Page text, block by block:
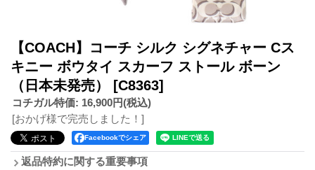
【COACH】コーチ シルク シグネチャー Cス
キニー ボウタイ スカーフ ストール ボーン
（日本未発売） [C8363]
コチガル特価: 16,900円(税込)
[おかげ様で完売しました！]
Facebookでシェア
返品特約に関する重要事項